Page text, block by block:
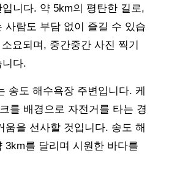
니다. 약 5km의 평탄한 길로,
사람도 부담 없이 즐길 수 있습
요되며, 중간중간 사진 찍기
다.
송도 해수욕장 주변입니다. 케
를 배경으로 자전거를 타는 경
움을 선사할 것입니다. 송도 해
3km를 달리며 시원한 바다를